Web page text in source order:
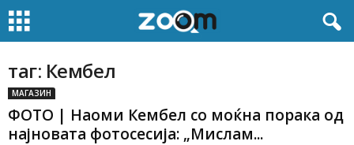
таг: Кембел
МАГАЗИН
ФОТО | Наоми Кембел со моќна порака од
најновата фотосесија: „Мислам...